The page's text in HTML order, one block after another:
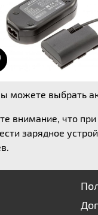
можете выбрать
внимание, что
зарядное